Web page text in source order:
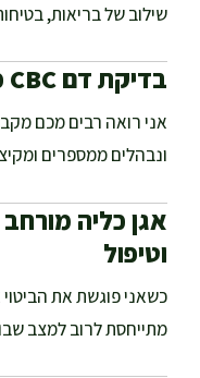
שילוב של בריאות,
בדיקת דם CBC פענוח תוצאות
ונבהלים ממספרים
אגן כליה
וטיפול
כשאני פוגשת את
מתייחסת לרוב למצב